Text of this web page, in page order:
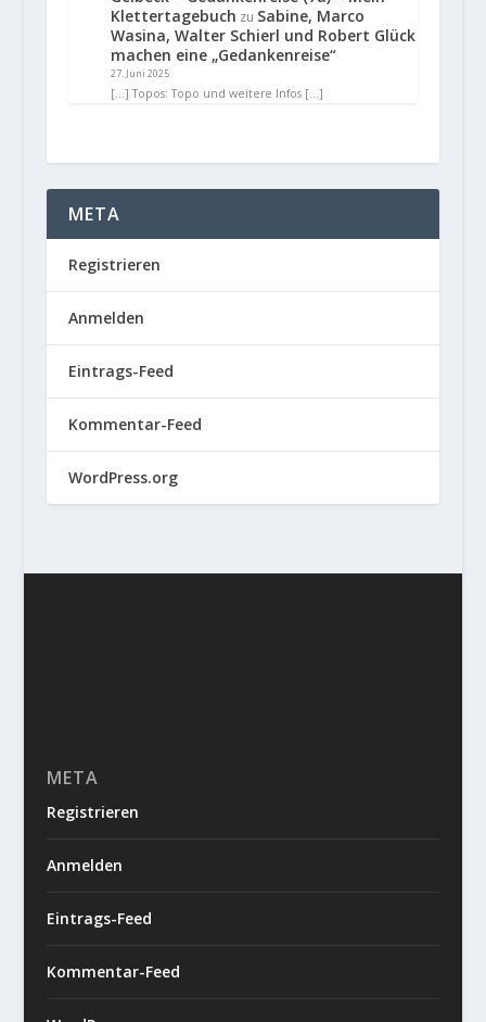
Klettertagebuch zu Sabine, Marco
Wasina, Walter Schierl und Robert Glück
machen eine „Gedankenreise“
27. Juni 2025
[…] Topos: Topo und weitere Infos […]
META
Registrieren
Anmelden
Eintrags-Feed
Kommentar-Feed
WordPress.org
META
Registrieren
Anmelden
Eintrags-Feed
Kommentar-Feed